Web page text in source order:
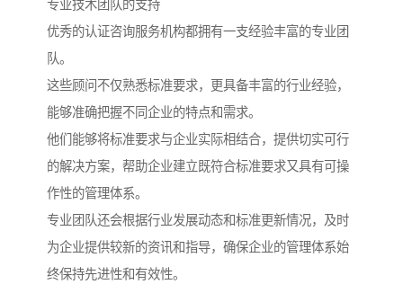
专业技术团队的支持
优秀的认证咨询服务机构都拥有一支经验丰富的专业团
队。
这些顾问不仅熟悉标准要求，更具备丰富的行业经验，
能够准确把握不同企业的特点和需求。
他们能够将标准要求与企业实际相结合，提供切实可行
的解决方案，帮助企业建立既符合标准要求又具有可操
作性的管理体系。
专业团队还会根据行业发展动态和标准更新情况，及时
为企业提供较新的资讯和指导，确保企业的管理体系始
终保持先进性和有效性。